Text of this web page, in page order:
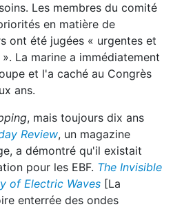
Les membres du comité
en matière de
ont été jugées « urgentes et
La marine a immédiatement
et l'a caché au Congrès
ans.
, mais toujours dix ans
Review, un magazine
a démontré qu'il existait
pour les EBF. The Invisible
of Electric Waves [La
enterrée des ondes